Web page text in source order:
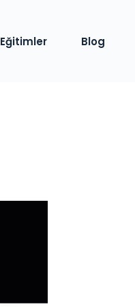
Eğitimler Blog